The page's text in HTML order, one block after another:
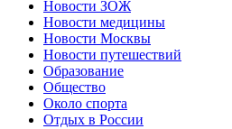
Новости ЗОЖ
Новости медицины
Новости Москвы
Новости путешествий
Образование
Общество
Около спорта
Отдых в России